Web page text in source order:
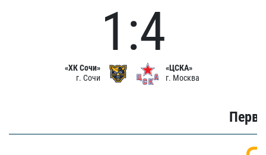
«ХК Сочи»
г. Сочи
1:4
«ЦСКА»
г. Москва